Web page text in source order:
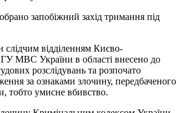
запобіжний захід тримання під
слідчим відділенням Києво-
МВС України в області внесено до
розслідувань та розпочато
за ознаками злочину, передбаченого
тобто умисне вбивство.